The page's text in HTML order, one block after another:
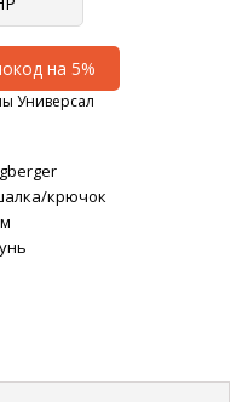
на 5%
Универсал
крючок